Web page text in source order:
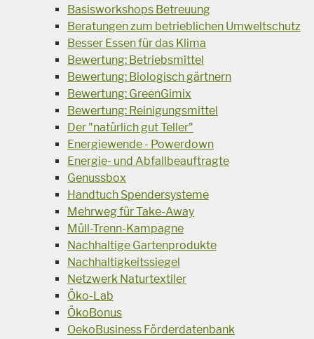
Basisworkshops Betreuung
Beratungen zum betrieblichen Umweltschutz
Besser Essen für das Klima
Bewertung: Betriebsmittel
Bewertung: Biologisch gärtnern
Bewertung: GreenGimix
Bewertung: Reinigungsmittel
Der "natürlich gut Teller"
Energiewende - Powerdown
Energie- und Abfallbeauftragte
Genussbox
Handtuch Spendersysteme
Mehrweg für Take-Away
Müll-Trenn-Kampagne
Nachhaltige Gartenprodukte
Nachhaltigkeitssiegel
Netzwerk Naturtextiler
Öko-Lab
ÖkoBonus
OekoBusiness Förderdatenbank